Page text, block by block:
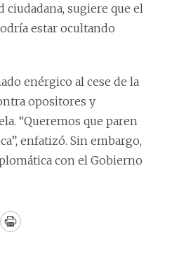
sugiere que el
estar ocultando
enérgico al cese de la
opositores y
“Queremos que paren
enfatizó. Sin embargo,
con el Gobierno
Print